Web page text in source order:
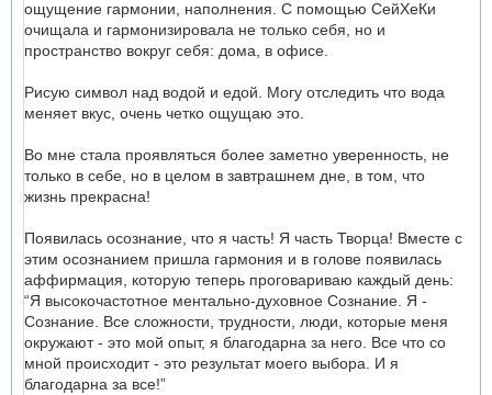
ощущение гармонии, наполнения. С помощью СейХеКи
очищала и гармонизировала не только себя, но и
пространство вокруг себя: дома, в офисе.
Рисую символ над водой и едой. Могу отследить что вода
меняет вкус, очень четко ощущаю это.
Во мне стала проявляться более заметно уверенность, не
только в себе, но в целом в завтрашнем дне, в том, что
жизнь прекрасна!
Появилась осознание, что я часть! Я часть Творца! Вместе с
этим осознанием пришла гармония и в голове появилась
аффирмация, которую теперь проговариваю каждый день:
“Я высокочастотное ментально-духовное Сознание. Я -
Сознание. Все сложности, трудности, люди, которые меня
окружают - это мой опыт, я благодарна за него. Все что со
мной происходит - это результат моего выбора. И я
благодарна за все!”